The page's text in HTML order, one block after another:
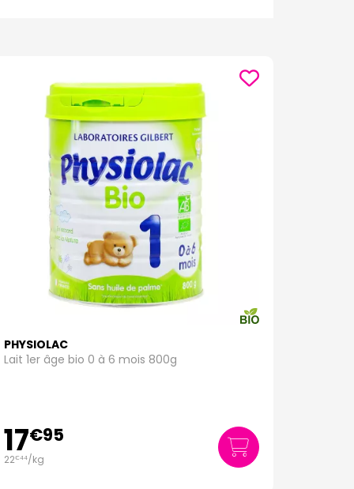
PHYSIOLAC
Lait 1er âge bio 0 à 6 mois 800g
17€95
22€44/kg